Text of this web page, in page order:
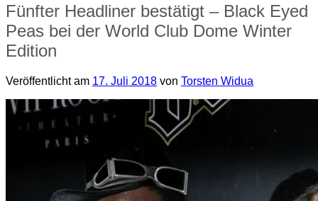
Fünfter Headliner bestätigt – Black Eyed
Peas bei der World Club Dome Winter
Edition
Veröffentlicht am 17. Juli 2018 von Torsten Widua